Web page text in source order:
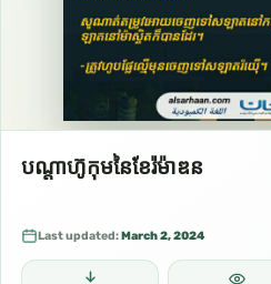
បណ្តាហ៊ូកុមនៃខែរ៉ម៉ាឌន
Last updated:March 2, 2024